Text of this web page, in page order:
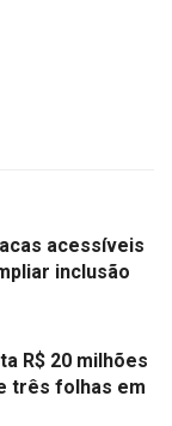
acessíveis
inclusão
R$ 20 milhões
três folhas em